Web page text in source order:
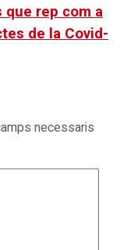
rep com a
de la Covid-
necessaris